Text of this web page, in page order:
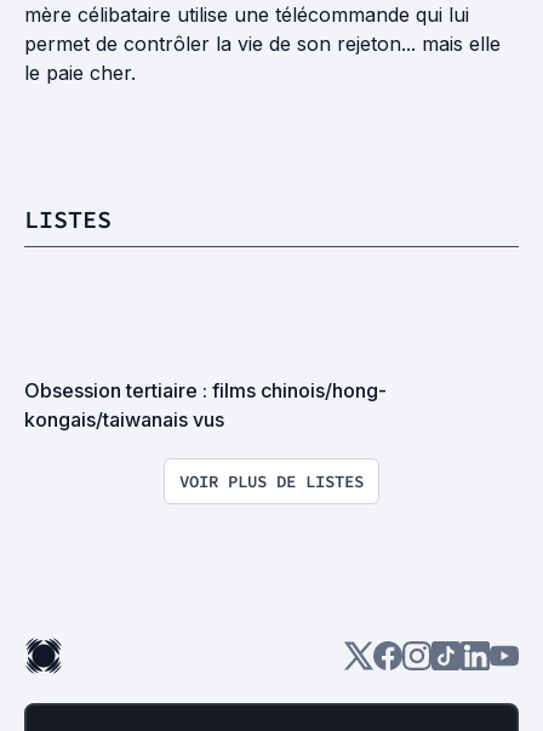
mère célibataire utilise une télécommande qui lui
permet de contrôler la vie de son rejeton... mais elle
le paie cher.
LISTES
Obsession tertiaire : films chinois/hong-
kongais/taiwanais vus
VOIR PLUS DE LISTES